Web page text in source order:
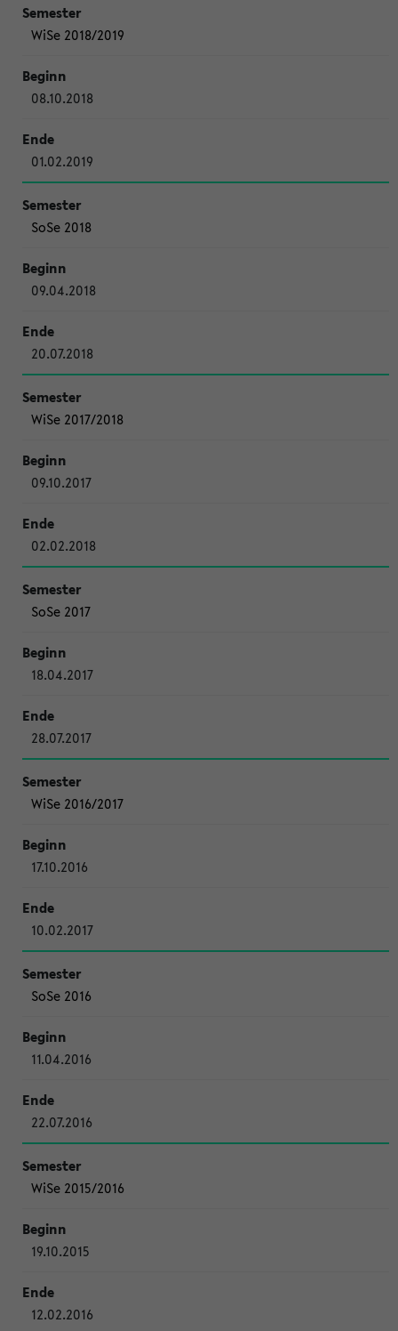
WiSe 2018/2019
08.10.2018
01.02.2019
SoSe 2018
09.04.2018
20.07.2018
WiSe 2017/2018
09.10.2017
02.02.2018
SoSe 2017
18.04.2017
28.07.2017
WiSe 2016/2017
17.10.2016
10.02.2017
SoSe 2016
11.04.2016
22.07.2016
WiSe 2015/2016
19.10.2015
12.02.2016